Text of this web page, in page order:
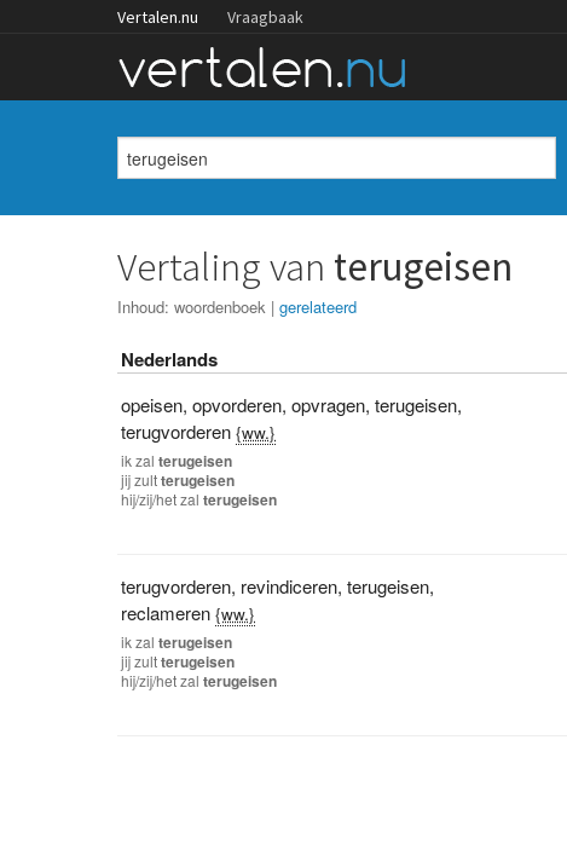
Vertalen.nu Vraagbaak
Vertaling van terugeisen
Inhoud:woordenboek |gerelateerd
Nederlands
opeisen,opvorderen,opvragen,terugeisen,
terugvorderen {ww.}
ikzalterugeisen
jijzultterugeisen
hij/zij/hetzalterugeisen
terugvorderen, revindiceren,terugeisen,
reclameren {ww.}
ikzalterugeisen
jijzultterugeisen
hij/zij/hetzalterugeisen